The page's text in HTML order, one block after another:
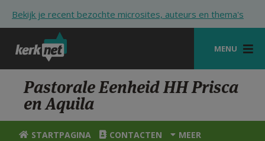
Bekijk je recent bezochte microsites, auteurs en thema's
MENU
STARTPAGINA
KERK
VIERINGEN
Pastorale Eenheid HH Prisca
en Aquila
STARTPAGINA CONTACTEN MEER